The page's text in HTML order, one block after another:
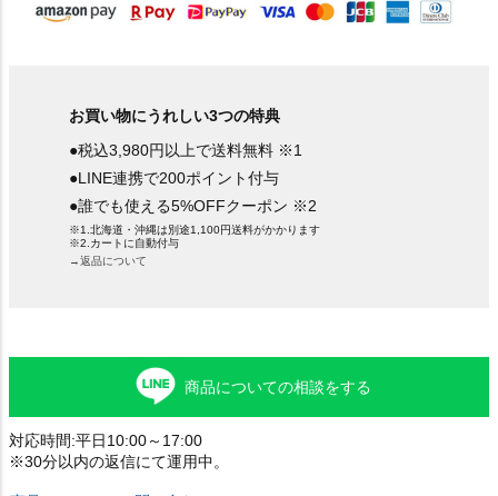
お買い物にうれしい3つの特典
●税込3,980円以上で送料無料 ※1
●LINE連携で200ポイント付与
●誰でも使える5%OFFクーポン ※2
※1.北海道・沖縄は別途1,100円送料がかかります
※2.カートに自動付与
→返品について
商品についての相談をする
対応時間:平日10:00～17:00
※30分以内の返信にて運用中。